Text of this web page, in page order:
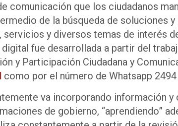
comunicación que los ciudadanos
de la búsqueda de soluciones
servicios y diversos temas de interés
fue desarrollada a partir del
y Participación Ciudadana y
como por el número de Whatsapp
va incorporando información
de gobierno, “aprendiendo”